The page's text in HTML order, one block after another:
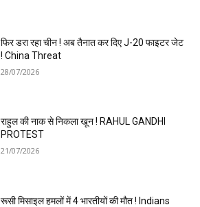
फिर डरा रहा चीन ! अब तैनात कर दिए J-20 फाइटर जेट
! China Threat
28/07/2026
राहुल की नाक से निकला खून ! RAHUL GANDHI
PROTEST
21/07/2026
रूसी मिसाइल हमलों में 4 भारतीयों की मौत ! Indians